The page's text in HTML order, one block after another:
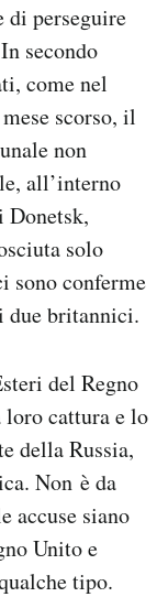
di perseguire
secondo
come nel
scorso, il
non
all’interno
Donetsk,
solo
sono conferme
due britannici.
del Regno
loro cattura e lo
della Russia,
Non è da
accuse siano
Unito e
tipo.